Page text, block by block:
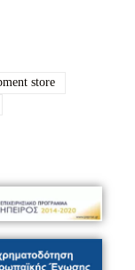
store